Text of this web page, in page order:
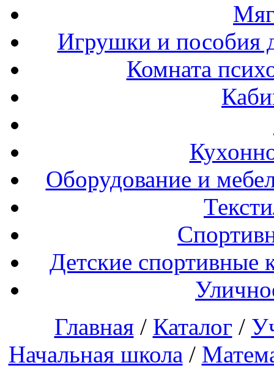
Игрушки и пособия
Комната
Оборудование и
Детские спортивные
Главная/ Каталог /
Начальная школа /